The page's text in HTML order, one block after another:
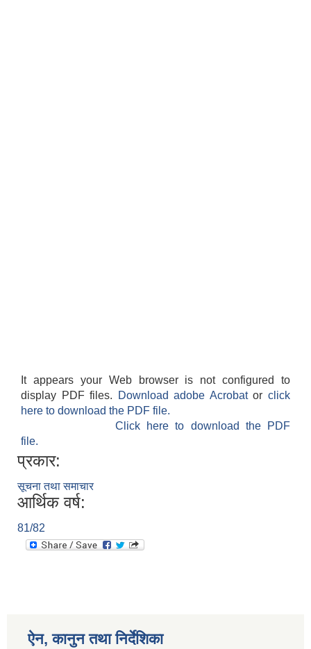
It appears your Web browser is not configured to
display PDF files.
Download adobe Acrobatorclick
here to download the PDF file.
Click here to download the PDF
file.
प्रकार:
सूचना तथा समाचार
आर्थिक वर्ष:
81/82
ऐन, कानुन तथा निर्देशिका